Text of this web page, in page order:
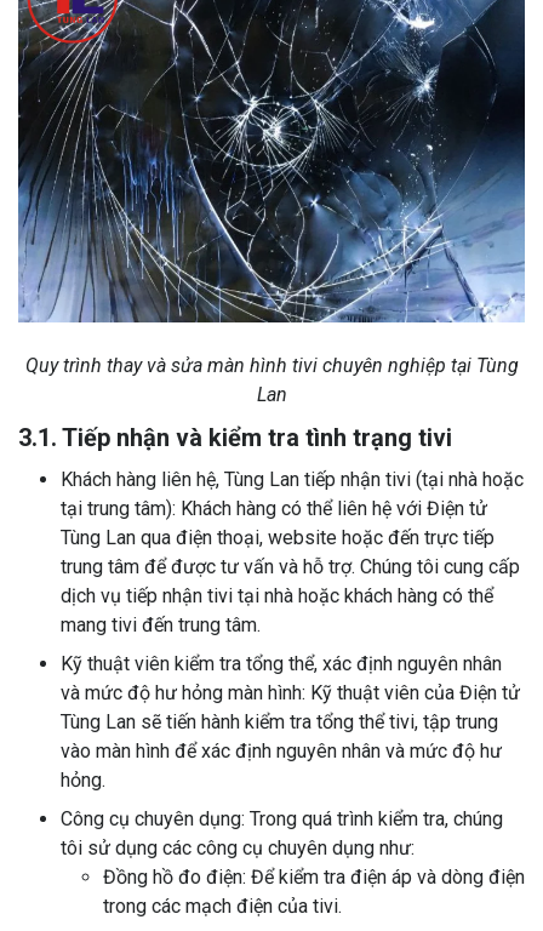
Quy trình thay và sửa màn hình tivi chuyên nghiệp tại Tùng
Lan
3.1. Tiếp nhận và kiểm tra tình trạng tivi
Khách hàng liên hệ, Tùng Lan tiếp nhận tivi (tại nhà hoặc
tại trung tâm): Khách hàng có thể liên hệ với Điện tử
Tùng Lan qua điện thoại, website hoặc đến trực tiếp
trung tâm để được tư vấn và hỗ trợ. Chúng tôi cung cấp
dịch vụ tiếp nhận tivi tại nhà hoặc khách hàng có thể
mang tivi đến trung tâm.
Kỹ thuật viên kiểm tra tổng thể, xác định nguyên nhân
và mức độ hư hỏng màn hình: Kỹ thuật viên của Điện tử
Tùng Lan sẽ tiến hành kiểm tra tổng thể tivi, tập trung
vào màn hình để xác định nguyên nhân và mức độ hư
hỏng.
Công cụ chuyên dụng: Trong quá trình kiểm tra, chúng
tôi sử dụng các công cụ chuyên dụng như:
Đồng hồ đo điện: Để kiểm tra điện áp và dòng điện
trong các mạch điện của tivi.